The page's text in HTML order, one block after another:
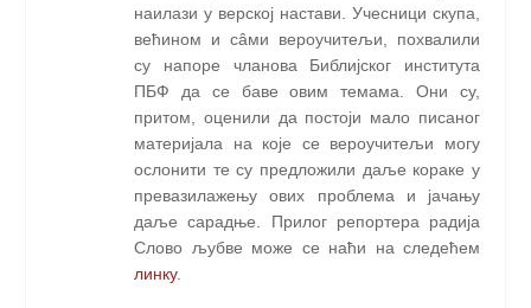
наилази у верској настави. Учесници скупа,
већином и сâми вероучитељи, похвалили
су напоре чланова Библијског института
ПБФ да се баве овим темама. Они су,
притом, оценили да постоји мало писаног
материјала на које се вероучитељи могу
ослонити те су предложили даље кораке у
превазилажењу ових проблема и јачању
даље сарадње. Прилог репортера радија
Слово љубве може се наћи на следећем
линку.